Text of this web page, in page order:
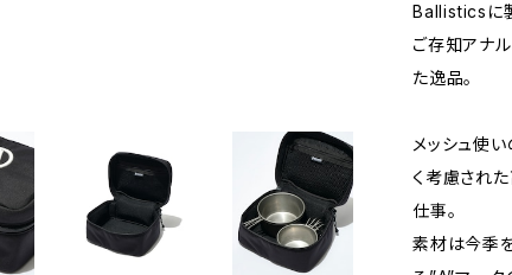
Ballisticsに
ご存知アナ
た逸品。
メッシュ使
く考慮され
仕事。
素材は今季